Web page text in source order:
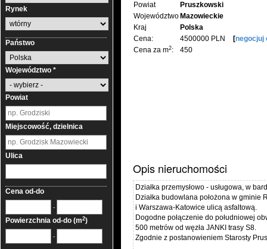
Rynek
Państwo
Województwo *
Powiat
Miejscowość, dzielnica
Ulica
Cena od-do
-
Powierzchnia od-do (m2)
-
Powiat
Pruszkowski
Województwo Mazowieckie
Kraj
Polska
Cena:
4500000 PLN [negocjuj
Cena za m2: 450
Opis nieruchomości
Działka przemysłowo - usługowa, w
Działka budowlana położona w
i Warszawa-Katowice ulicą asfaltową.
Dogodne połączenie do południowej
500 metrów od węzła JANKI trasy S8.
Zgodnie z postanowieniem Starosty